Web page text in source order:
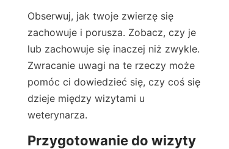
Obserwuj, jak twoje zwierzę się
zachowuje i porusza. Zobacz, czy je
lub zachowuje się inaczej niż zwykle.
Zwracanie uwagi na te rzeczy może
pomóc ci dowiedzieć się, czy coś się
dzieje między wizytami u
weterynarza.
Przygotowanie do wizyty